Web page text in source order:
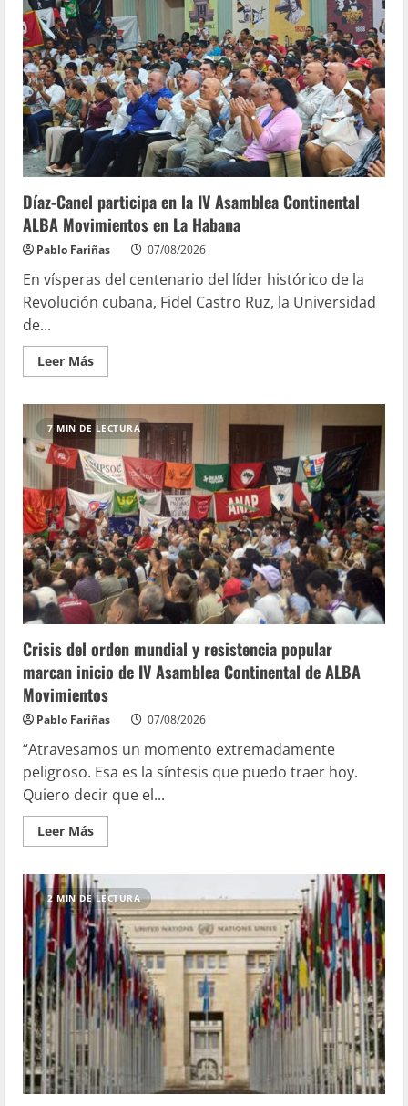
Díaz-Canel participa en la IV Asamblea Continental
ALBA Movimientos en La Habana
Pablo Fariñas 07/08/2026
En vísperas del centenario del líder histórico de la
Revolución cubana, Fidel Castro Ruz, la Universidad
de...
Leer Más
7 MIN DE LECTURA
Crisis del orden mundial y resistencia popular
marcan inicio de IV Asamblea Continental de ALBA
Movimientos
Pablo Fariñas 07/08/2026
“Atravesamos un momento extremadamente
peligroso. Esa es la síntesis que puedo traer hoy.
Quiero decir que el...
Leer Más
2 MIN DE LECTURA